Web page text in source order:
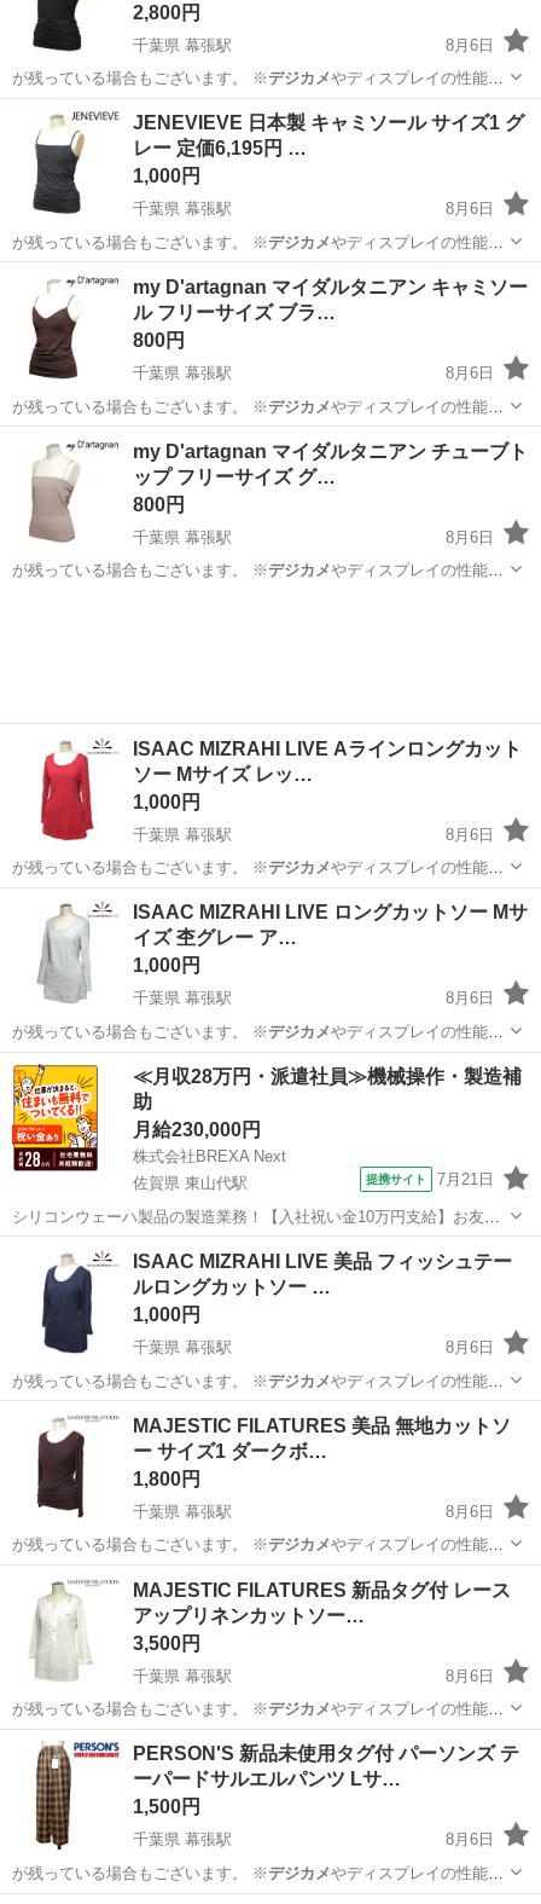
2,800円
千葉県 幕張駅
8月6日
が残っている場合もございます。 ※デジカメやディスプレイの性能
上、画像が実物と…
千葉 千葉市 カットソー キャミソール
JENEVIEVE 日本製 キャミソール サイズ1 グ
レー 定価6,195円 …
1,000円
千葉県 幕張駅
8月6日
が残っている場合もございます。 ※デジカメやディスプレイの性能
上、画像が実物と…
千葉市 カットソー
my D'artagnan マイダルタニアン キャミソー
ル フリーサイズ ブラ…
800円
千葉県 幕張駅
8月6日
が残っている場合もございます。 ※デジカメやディスプレイの性能
上、画像が実物と…
千葉市 カットソー キャミソール
my D'artagnan マイダルタニアン チューブト
ップ フリーサイズ グ…
800円
千葉県 幕張駅
8月6日
が残っている場合もございます。 ※デジカメやディスプレイの性能
ISAAC MIZRAHI LIVE Aラインロングカット
ソー Mサイズ レッ…
1,000円
千葉県 幕張駅
8月6日
が残っている場合もございます。 ※デジカメやディスプレイの性能
上、画像が実物と…
千葉市 幕張駅 カットソー レッド
ISAAC MIZRAHI LIVE ロングカットソー Mサ
イズ 杢グレー ア…
1,000円
千葉県 幕張駅
8月6日
が残っている場合もございます。 ※デジカメやディスプレイの性能
上、画像が実物と…
千葉 千葉市 幕張駅 カットソー 個人
≪月収28万円・派遣社員≫機械操作・製造補
助
月給230,000円
株式会社BREXA Next
佐賀県 東山代駅
提携サイト 7月21日
シリコンウェーハ製品の製造業務！【入社祝い金10万円支給】お友達
やカップルとの応募OK◎年間休日129日＆休出なしでプライベート充
実♪業務はクリーンルームで快適作業◎自社正社員登用制度あり★1食
300円～の格安食堂あり！《佐...
伊万里市
ISAAC MIZRAHI LIVE 美品 フィッシュテー
ルロングカットソー …
1,000円
千葉県 幕張駅
8月6日
が残っている場合もございます。 ※デジカメやディスプレイの性能
上、画像が実物と…
千葉市
MAJESTIC FILATURES 美品 無地カットソ
ー サイズ1 ダークボ…
1,800円
千葉県 幕張駅
8月6日
が残っている場合もございます。 ※デジカメやディスプレイの性能
上、画像が実物と…
千葉 千葉市
MAJESTIC FILATURES 新品タグ付 レース
アップリネンカットソー…
3,500円
千葉県 幕張駅
8月6日
が残っている場合もございます。 ※デジカメやディスプレイの性能
上、画像が実物と…
千葉 千葉市 カットソー
PERSON'S 新品未使用タグ付 パーソンズ テ
ーパードサルエルパンツ Lサ…
1,500円
千葉県 幕張駅
8月6日
が残っている場合もございます。 ※デジカメやディスプレイの性能
上、画像が実物と…